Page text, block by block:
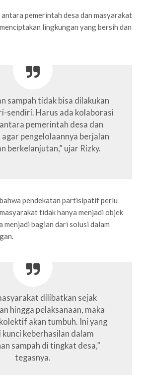
pemerintah desa dan masyarakat
lingkungan yang bersih dan
sampah tidak bisa dilakukan
sendiri. Harus ada kolaborasi
pemerintah desa dan
pengelolaannya berjalan
berkelanjutan,” ujar Rizky.
pendekatan partisipatif perlu
tidak hanya menjadi objek
menjadi bagian dari solusi dalam
dilibatkan sejak
hingga pelaksanaan, maka
akan tumbuh. Ini yang
kunci keberhasilan dalam
sampah di tingkat desa,”
tegasnya.